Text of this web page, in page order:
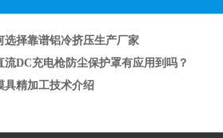
选择靠谱铝冷挤压生产厂家
流DC充电枪防尘保护罩有应用到吗？
具精加工技术介绍